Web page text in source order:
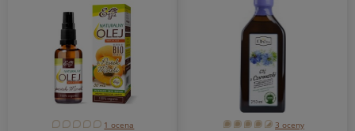
1 ocena 3 oceny